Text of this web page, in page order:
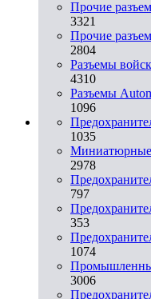
Прочие
3321
Прочие
2804
Разъемы
4310
Разъeмы
1096
1035
Миниатюрные
2978
797
353
1074
3006